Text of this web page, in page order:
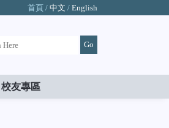
首頁 / 中文 / English
校友專區